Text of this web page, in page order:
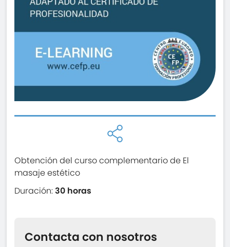
Obtención del curso complementario de El
masaje estético
Duración:30 horas
Contacta con nosotros